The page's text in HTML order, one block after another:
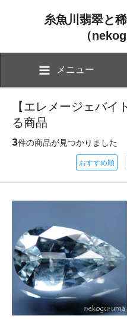
糸魚川翡翠と
（
メニュー
【エレメージェバイ
る商品
3件の商品が見つかりました
おすすめ順